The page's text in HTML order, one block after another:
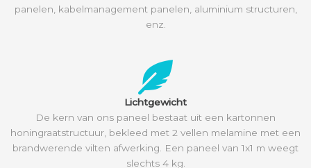
panelen, kabelmanagement panelen, aluminium structuren,
enz.
Lichtgewicht
De kern van ons paneel bestaat uit een kartonnen
honingraatstructuur, bekleed met 2 vellen melamine met een
brandwerende vilten afwerking. Een paneel van 1x1 m weegt
slechts 4 kg.